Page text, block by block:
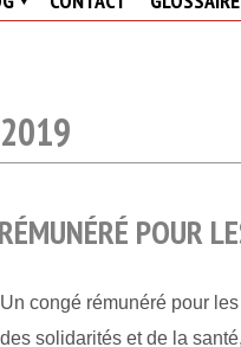
POUR
Un congé rémunéré pour
des solidarités et de la